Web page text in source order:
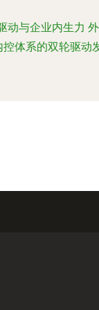
动与企业内生力
控体系的双轮驱动